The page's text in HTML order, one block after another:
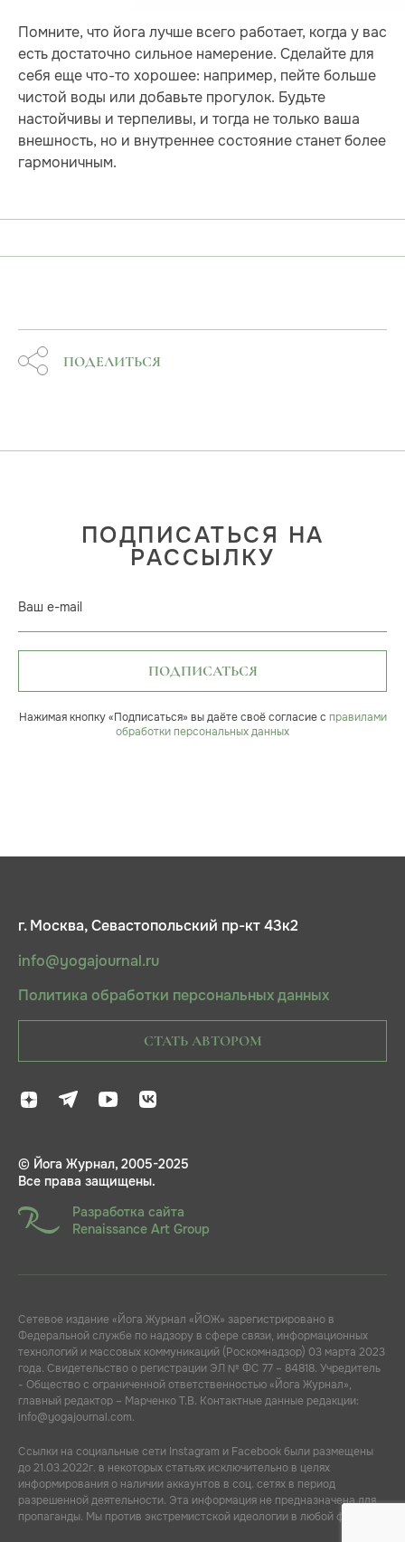
Помните, что йога лучше всего работает, когда у вас
есть достаточно сильное намерение. Сделайте для
себя еще что-то хорошее: например, пейте больше
чистой воды или добавьте прогулок. Будьте
настойчивы и терпеливы, и тогда не только ваша
внешность, но и внутреннее состояние станет более
гармоничным.
ПОДЕЛИТЬСЯ
ПОДПИСАТЬСЯ НА
РАССЫЛКУ
Ваш e-mail
ПОДПИСАТЬСЯ
Нажимая кнопку «Подписаться» вы даёте своё согласие с правилами
обработки персональных данных
г. Москва, Севастопольский пр-кт 43к2
info@yogajournal.ru
Политика обработки персональных данных
СТАТЬ АВТОРОМ
© Йога Журнал, 2005-2025
Все права защищены.
Разработка сайта
Renaissance Art Group
Сетевое издание «Йога Журнал «ЙОЖ» зарегистрировано в
Федеральной службе по надзору в сфере связи, информационных
технологий и массовых коммуникаций (Роскомнадзор) 03 марта 2023
года. Свидетельство о регистрации ЭЛ № ФС 77 – 84818. Учредитель
- Общество с ограниченной ответственностью «Йога Журнал»,
главный редактор – Марченко Т.В. Контактные данные редакции:
info@yogajournal.com.
Ссылки на социальные сети Instagram и Facebook были размещены
до 21.03.2022г. в некоторых статьях исключительно в целях
информирования о наличии аккаунтов в соц. сетях в период
разрешенной деятельности. Эта информация не предназначена для
пропаганды. Мы против экстремистской идеологии в любой форме.